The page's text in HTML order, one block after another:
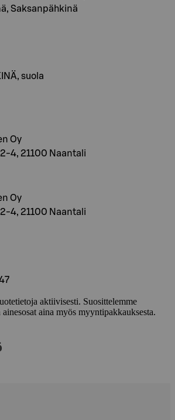
Saksanpähkinä
suola
Oy
4, 21100 Naantali
Oy
4, 21100 Naantali
aktiivisesti. Suosittelemme
aina myös myyntipakkauksesta.